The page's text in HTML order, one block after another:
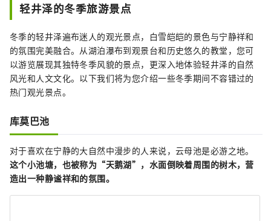
轻井泽的冬季旅游景点
冬季的轻井泽遍布迷人的观光景点，白雪皑皑的景色与宁静祥和
的氛围完美融合。从湖泊瀑布到观景台和历史悠久的教堂，您可
以游览展现其独特冬季风貌的景点，更深入地体验轻井泽的自然
风光和人文文化。以下我们将为您介绍一些冬季期间不容错过的
热门观光景点。
库莫巴池
对于喜欢在宁静的大自然中漫步的人来说，云母池是必游之地。
这个小池塘，也被称为“天鹅湖”，水面倒映着周围的树木，营
造出一种静谧祥和的氛围。